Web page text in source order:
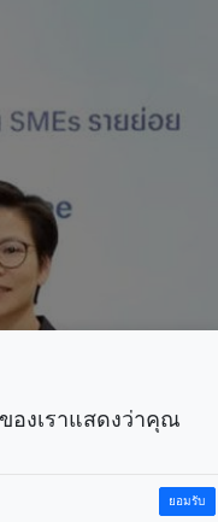
องเราแสดงว่าคุณ
ยอมรับ